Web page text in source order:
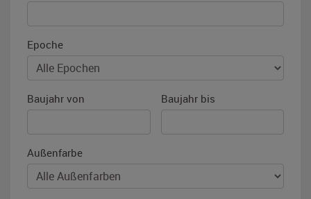
Epoche
Baujahr von Baujahr bis
Außenfarbe